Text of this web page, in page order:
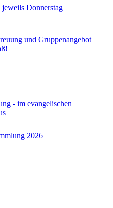
Donnerstag
und Gruppenangebot
- im evangelischen
2026